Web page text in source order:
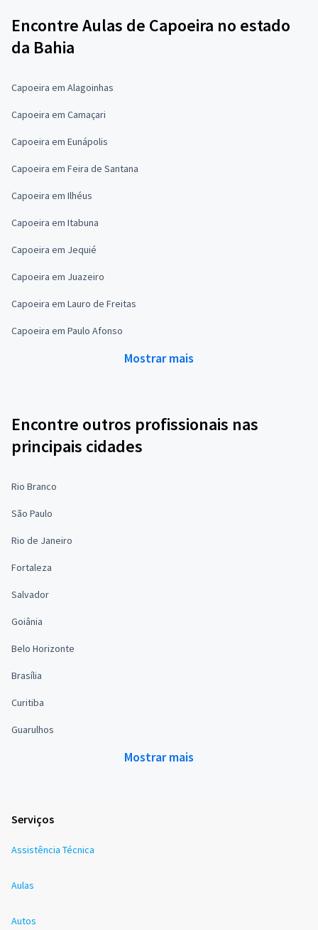
Encontre Aulas de Capoeira no estado
da Bahia
Capoeira em Alagoinhas
Capoeira em Camaçari
Capoeira em Eunápolis
Capoeira em Feira de Santana
Capoeira em Ilhéus
Capoeira em Itabuna
Capoeira em Jequié
Capoeira em Juazeiro
Capoeira em Lauro de Freitas
Capoeira em Paulo Afonso
Mostrar mais
Encontre outros profissionais nas
principais cidades
Rio Branco
São Paulo
Rio de Janeiro
Fortaleza
Salvador
Goiânia
Belo Horizonte
Brasília
Curitiba
Guarulhos
Mostrar mais
Serviços
Assistência Técnica
Aulas
Autos